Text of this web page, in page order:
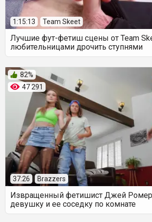
1:15:13 Team Skeet
Лучшие фут-фетиш сцены от Team
любительницами дрочить ступнями
47 291
82%
37:26 Brazzers
Извращенный фетишист Джей
девушку и ее соседку по комнате